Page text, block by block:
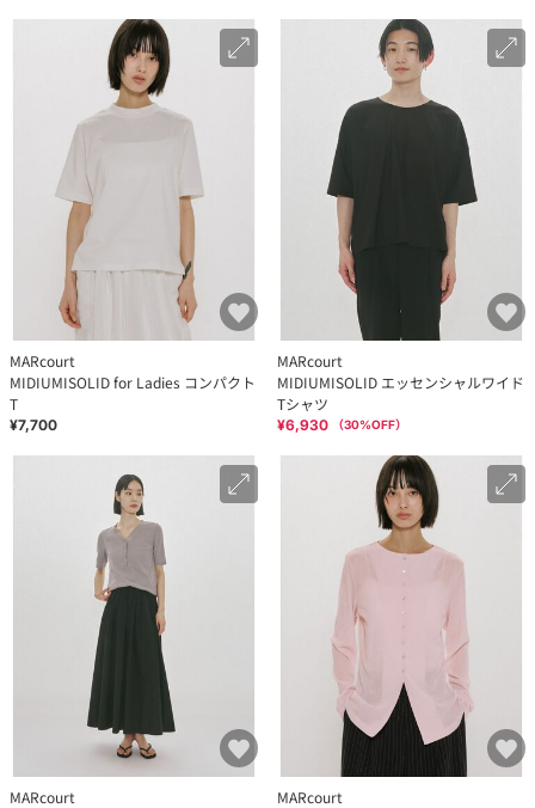
MARcourt
MIDIUMISOLID for Ladies コンパクト
T
¥7,700
MARcourt
MIDIUMISOLID エッセンシャルワイド
Tシャツ
¥6,930 （30%OFF）
MARcourt
MARcourt